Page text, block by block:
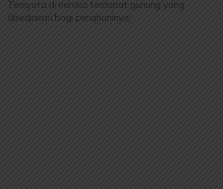
Ternyata di neraka terdapat gunung yang
disediakan bagi penghuninya.